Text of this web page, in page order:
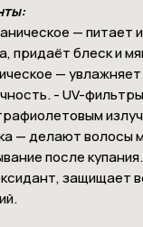
— питает
придаёт блеск и
—
- UV-
— делают волосы
после купания.
защищает